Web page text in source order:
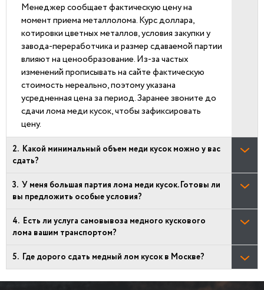
Менеджер сообщает фактическую цену на
момент приема металлолома. Курс доллара,
котировки цветных металлов, условия закупки у
завода-переработчика и размер сдаваемой партии
влияют на ценообразование. Из-за частых
изменений прописывать на сайте фактическую
стоимость нереально, поэтому указана
усредненная цена за период. Заранее звоните до
сдачи лома меди кусок, чтобы зафиксировать
цену.
Какой минимальный объем меди кусок можно у вас
сдать?
У меня большая партия лома меди кусок. Готовы ли
вы предложить особые условия?
Есть ли услуга самовывоза медного кускового
лома вашим транспортом?
Где дорого сдать медный лом кусок в Москве?